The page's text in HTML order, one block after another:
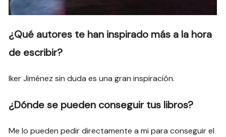
¿Qué autores te han inspirado más a la hora
de escribir?
Iker Jiménez sin duda es una gran inspiración.
¿Dónde se pueden conseguir tus libros?
Me lo pueden pedir directamente a mi para conseguir el